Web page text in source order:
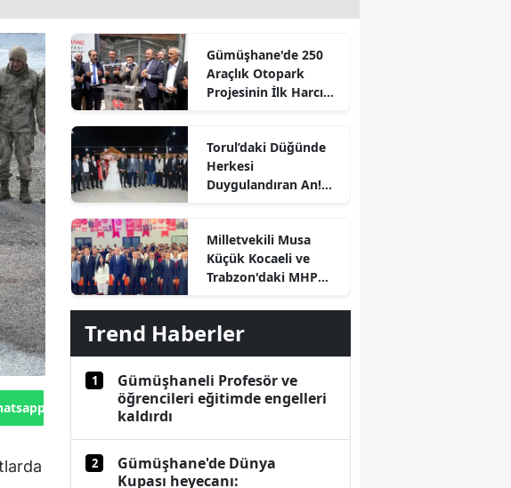
Gönder
Gümüşhane'de 250
Araçlık Otopark
Projesinin İlk Harcı
Torul’daki Düğünde
Herkesi
Duygulandıran An!
İçin Çıktı
Milletvekili Musa
Küçük Kocaeli ve
Trabzon'daki MHP
Divan Başkanlığı
Yaptı
Trend Haberler
1
Gümüşhaneli Profesör ve
öğrencileri eğitimde engelleri
kaldırdı
2
Gümüşhane'de Dünya
Kupası heyecanı: